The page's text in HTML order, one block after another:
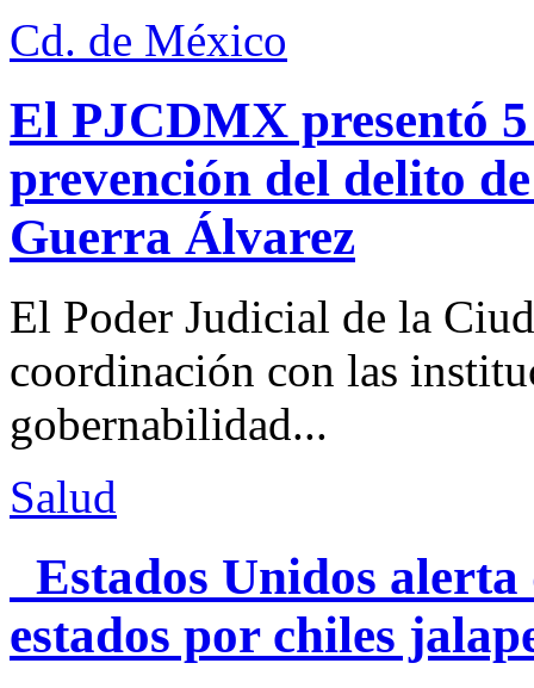
Cd. de México
El PJCDMX presentó
prevención del delito
Guerra Álvarez
El Poder Judicial de la
coordinación con las
gobernabilidad...
Salud
Estados Unidos alerta
estados por chiles